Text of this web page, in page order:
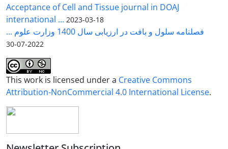
Acceptance of Cell and Tissue journal in DOAJ
international ... 2023-03-18
فصلنامه سلول و بافت در ارزیابی سال 1400 وزارت علوم ...
2022-07-30
This work is licensed under a Creative Commons
Attribution-NonCommercial 4.0 International License.